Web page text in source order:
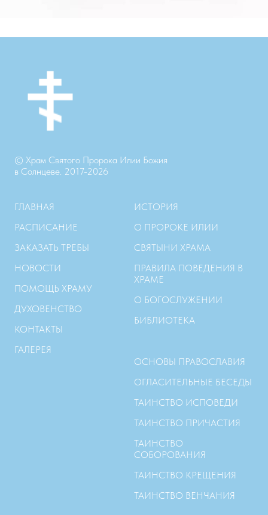
© Храм Святого Пророка Илии Божия
в Солнцеве. 2017-2026
ГЛАВНАЯ
РАСПИСАНИЕ
ЗАКАЗАТЬ ТРЕБЫ
НОВОСТИ
ПОМОЩЬ ХРАМУ
ДУХОВЕНСТВО
КОНТАКТЫ
ГАЛЕРЕЯ
ИСТОРИЯ
О ПРОРОКЕ ИЛИИ
СВЯТЫНИ ХРАМА
ПРАВИЛА ПОВЕДЕНИЯ В
ХРАМЕ
О БОГОСЛУЖЕНИИ
БИБЛИОТЕКА
ОСНОВЫ ПРАВОСЛАВИЯ
ОГЛАСИТЕЛЬНЫЕ БЕСЕДЫ
ТАИНСТВО ИСПОВЕДИ
ТАИНСТВО ПРИЧАСТИЯ
ТАИНСТВО
СОБОРОВАНИЯ
ТАИНСТВО КРЕЩЕНИЯ
ТАИНСТВО ВЕНЧАНИЯ